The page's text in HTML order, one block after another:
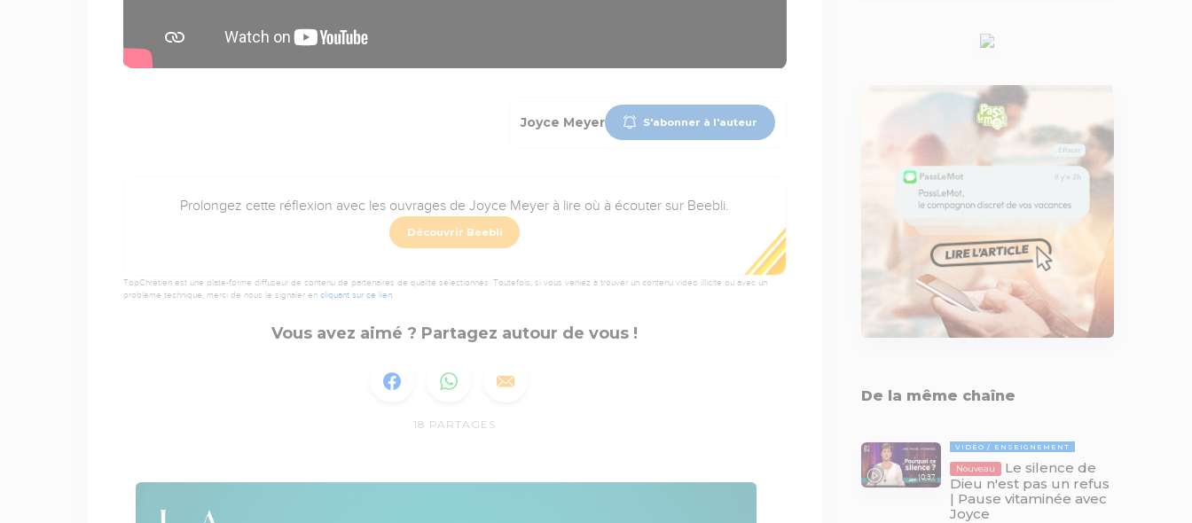
Joyce Meyer S'abonner à l'auteur
Prolongez cette réflexion avec les ouvrages de Joyce Meyer à lire où à écouter sur Beebli.
Découvrir Beebli
TopChrétien est une plate-forme diffuseur de contenu de partenaires de qualité sélectionnés. Toutefois, si vous veniez à trouver un contenu vidéo illicite ou avec un
problème technique, merci de nous le signaler en cliquant sur ce lien.
Vous avez aimé ? Partagez autour de vous !
18 PARTAGES
De la même chaîne
10:37
VIDÉO ENSEIGNEMENT
Nouveau
Le silence de
Dieu n'est pas un refus
| Pause vitaminée avec
Joyce